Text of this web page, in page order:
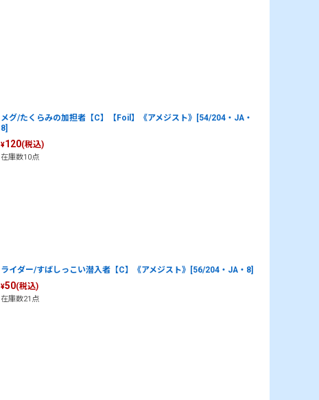
メグ/たくらみの加担者【C】【Foil】《アメジスト》[54/204・JA・
8]
¥120(税込)
在庫数10点
ライダー/すばしっこい潜入者【C】《アメジスト》[56/204・JA・8]
¥50(税込)
在庫数21点